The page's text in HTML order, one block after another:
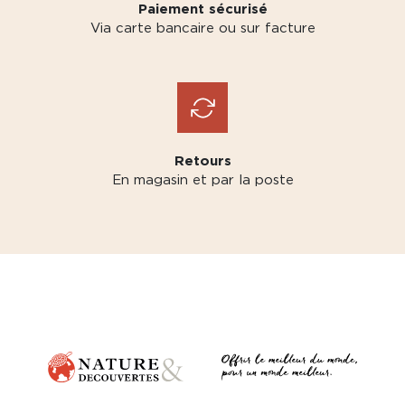
Paiement sécurisé
Via carte bancaire ou sur facture
Retours
En magasin et par la poste